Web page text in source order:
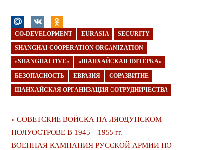
CO-DEVELOPMENT EURASIA SECURITY
SHANGHAI COOPERATION ORGANIZATION
«SHANGHAI FIVE» «ШАНХАЙСКАЯ ПЯТЁРКА»
БЕЗОПАСНОСТЬ ЕВРАЗИЯ СОРАЗВИТИЕ
ШАНХАЙСКАЯ ОРГАНИЗАЦИЯ СОТРУДНИЧЕСТВА
Навигация
по
Предыдущая
публикация
СОВЕТСКИЕ ВОЙСКА НА ЛЯОДУНСКОМ
ПОЛУОСТРОВЕ В 1945—1955 гг.
Следующая
ВОЕННАЯ КАМПАНИЯ РУССКОЙ АРМИИ ПО